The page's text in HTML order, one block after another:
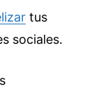
tus
sociales.